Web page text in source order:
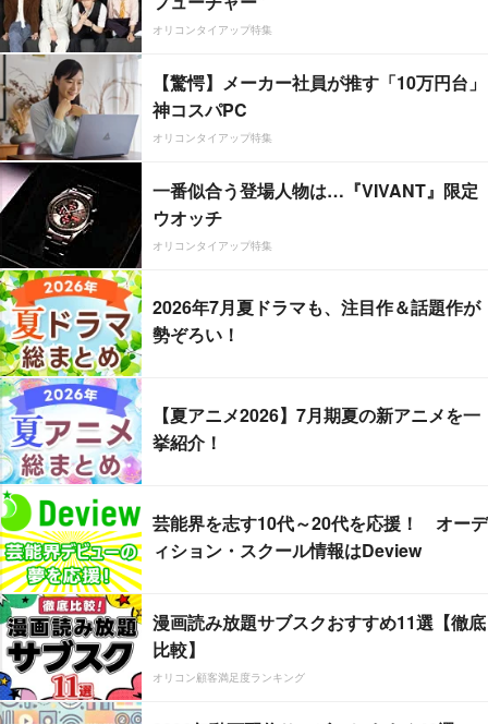
オリコンタイアップ特集
【驚愕】メーカー社員が推す「10万円台」
神コスパPC
オリコンタイアップ特集
一番似合う登場人物は…『VIVANT』限定
ウオッチ
オリコンタイアップ特集
2026年7月夏ドラマも、注目作＆話題作が
勢ぞろい！
【夏アニメ2026】7月期夏の新アニメを一
挙紹介！
芸能界を志す10代～20代を応援！ オーデ
ィション・スクール情報はDeview
漫画読み放題サブスクおすすめ11選【徹底
比較】
オリコン顧客満足度ランキング